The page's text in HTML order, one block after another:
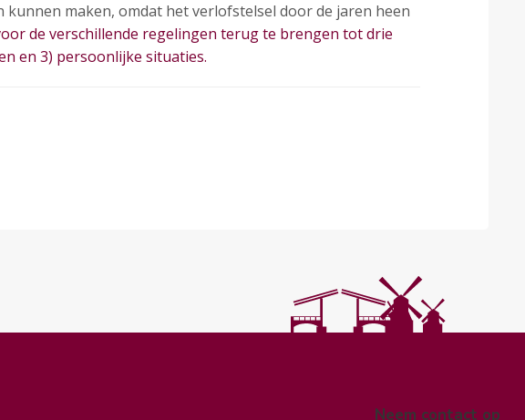
maken, omdat het verlofstelsel door de jaren heen
de verschillende regelingen terug te brengen tot drie
en 3) persoonlijke situaties.
Neem contact op